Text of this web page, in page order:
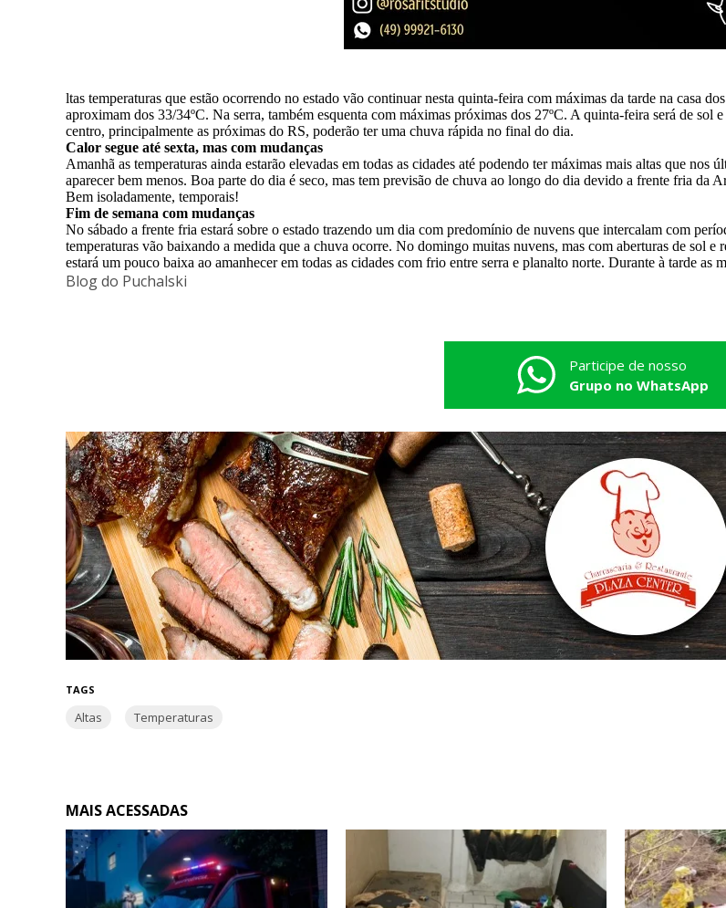
ltas temperaturas que estão ocorrendo no estado vão continuar nesta quinta-feira com máximas da tarde na casa
aproximam dos 33/34ºC. Na serra, também esquenta com máximas próximas dos 27ºC. A quinta-feira será de sol
centro, principalmente as próximas do RS, poderão ter uma chuva rápida no final do dia.
Calor segue até sexta, mas com mudanças
Amanhã as temperaturas ainda estarão elevadas em todas as cidades até podendo ter máximas mais altas que
aparecer bem menos. Boa parte do dia é seco, mas tem previsão de chuva ao longo do dia devido a frente fria da
Bem isoladamente, temporais!
Fim de semana com mudanças
No sábado a frente fria estará sobre o estado trazendo um dia com predomínio de nuvens que intercalam com
temperaturas vão baixando a medida que a chuva ocorre. No domingo muitas nuvens, mas com aberturas de sol
estará um pouco baixa ao amanhecer em todas as cidades com frio entre serra e planalto norte. Durante à tarde as
Blog do Puchalski
Participe de nosso
Grupo no WhatsApp
TAGS
Altas Temperaturas
MAIS ACESSADAS